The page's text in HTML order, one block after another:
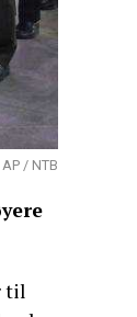
/ NTB
til